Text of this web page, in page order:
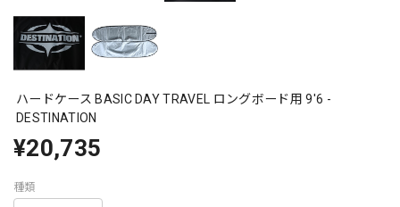
ハードケース BASIC DAY TRAVEL ロングボード用 9'6 -
DESTINATION
¥20,735
種類